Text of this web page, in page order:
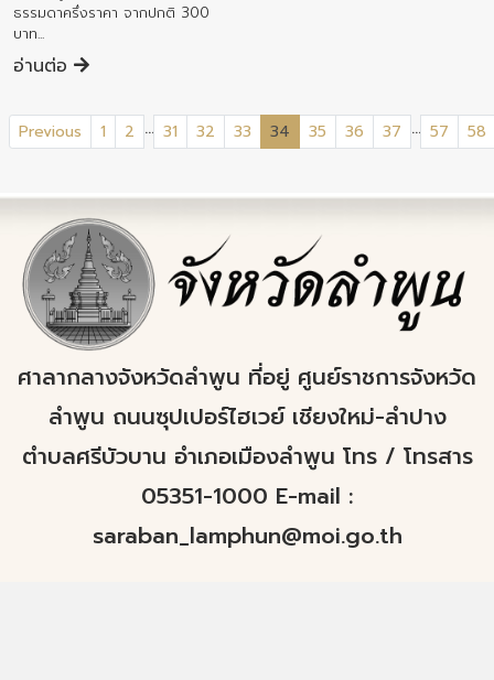
ธรรมดาครึ่งราคา จากปกติ 300
บาท...
อ่านต่อ
Previous 1 2 ... 31 32 33 34 (current)
35 36 37 ... 57 58
ศาลากลางจังหวัดลำพูน ที่อยู่ ศูนย์ราชการจังหวัด
ลำพูน ถนนซุปเปอร์ไฮเวย์ เชียงใหม่-ลำปาง
ตำบลศรีบัวบาน อำเภอเมืองลำพูน โทร / โทรสาร
05351-1000 E-mail :
saraban_lamphun@moi.go.th